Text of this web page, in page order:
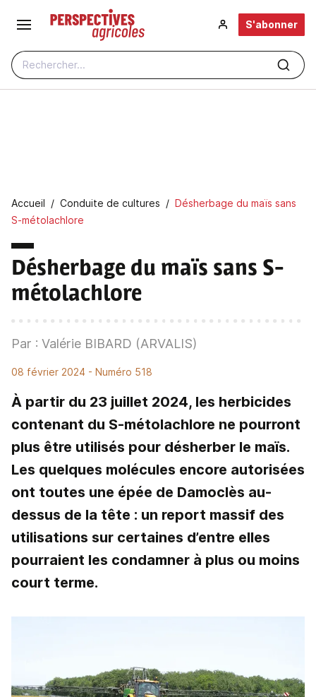
Aller au contenu principal
Rechercher...
S'abonner
Fil d'Ariane
Accueil Conduite de cultures
Désherbage du maïs sans
S-métolachlore
Désherbage du maïs sans S-
métolachlore
Par : Valérie BIBARD (ARVALIS)
08 février 2024 - Numéro 518
À partir du 23 juillet 2024, les herbicides
contenant du S-métolachlore ne pourront
plus être utilisés pour désherber le maïs.
Les quelques molécules encore autorisées
ont toutes une épée de Damoclès au-
dessus de la tête : un report massif des
utilisations sur certaines d’entre elles
pourraient les condamner à plus ou moins
court terme.